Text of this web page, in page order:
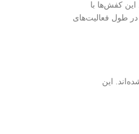
کفش‌ها با
در طول فعالیت‌های
این